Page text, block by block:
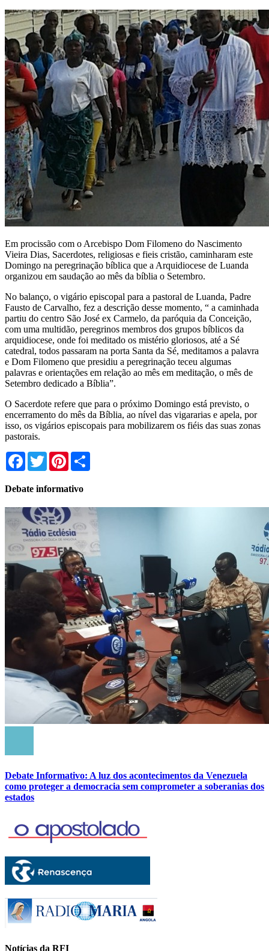
Em procissão com o Arcebispo Dom Filomeno do Nascimento
Vieira Dias, Sacerdotes, religiosas e fieis cristão, caminharam este
Domingo na peregrinação bíblica que a Arquidiocese de Luanda
organizou em saudação ao mês da bíblia o Setembro.
No balanço, o vigário episcopal para a pastoral de Luanda, Padre
Fausto de Carvalho, fez a descrição desse momento, “ a caminhada
partiu do centro São José ex Carmelo, da paróquia da Conceição,
com uma multidão, peregrinos membros dos grupos bíblicos da
arquidiocese, onde foi meditado os mistério gloriosos, até a Sé
catedral, todos passaram na porta Santa da Sé, meditamos a palavra
e Dom Filomeno que presidiu a peregrinação teceu algumas
palavras e orientações em relação ao mês em meditação, o mês de
Setembro dedicado a Bíblia”.
O Sacerdote refere que para o próximo Domingo está previsto, o
encerramento do mês da Bíblia, ao nível das vigararias e apela, por
isso, os vigários episcopais para mobilizarem os fiéis das suas zonas
pastorais.
Facebook
TwitterPinterest
Debate informativo
Debate Informativo: A luz dos acontecimentos da Venezuela
como proteger a democracia sem comprometer a soberanias dos
estados
Notícias da RFI